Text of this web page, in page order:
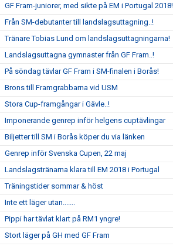
GF Fram-juniorer, med sikte på EM i Portugal 2018!
Från SM-debutanter till landslagsuttagning..!
Tränare Tobias Lund om landslagsuttagningarna!
Landslagsuttagna gymnaster från GF Fram..!
På söndag tävlar GF Fram i SM-finalen i Borås!
Brons till Framgrabbarna vid USM
Stora Cup-framgångar i Gävle..!
Imponerande genrep inför helgens cuptävlingar
Biljetter till SM i Borås köper du via länken
Genrep inför Svenska Cupen, 22 maj
Landslagstränarna klara till EM 2018 i Portugal
Träningstider sommar & höst
Inte ett läger utan.......
Pippi har tävlat klart på RM1 yngre!
Stort läger på GH med GF Fram